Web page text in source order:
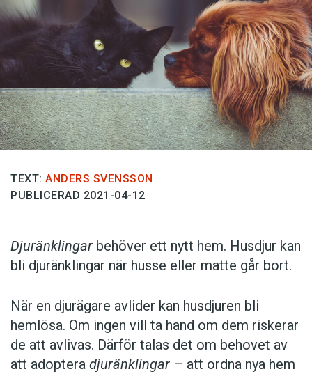
TEXT: ANDERS SVENSSON
PUBLICERAD 2021-04-12
Djuränklingar behöver ett nytt hem. Husdjur kan
bli djuränklingar när husse eller matte går bort.
När en djurägare avlider kan husdjuren bli
hemlösa. Om ingen vill ta hand om dem riskerar
de att avlivas. Därför talas det om behovet av
att adoptera djuränklingar – att ordna nya hem